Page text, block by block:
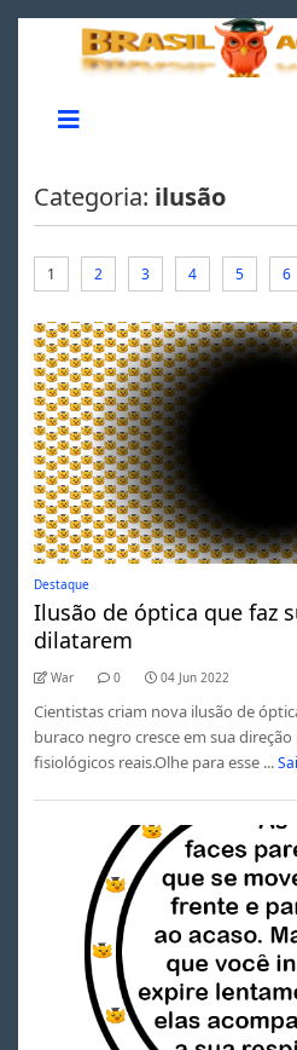
Categoria: ilusão
1 2 3 4 5 6
Destaque
Ilusão de óptica que faz
dilatarem
War 0 04 Jun 2022
Cientistas criam nova ilusão de
buraco negro cresce em sua
fisiológicos reais.Olhe para esse ...